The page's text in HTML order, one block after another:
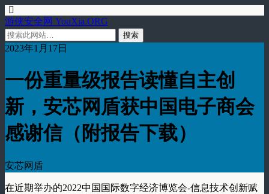
游侠安全网 YouXia.ORG
2023年1月17日
一份重量级报告读懂自主创
新，安芯网盾获中国电子商会
感谢信（附报告下载）
安芯网盾
在近期举办的2022中国国际数字经济博览会-信息技术创新赋